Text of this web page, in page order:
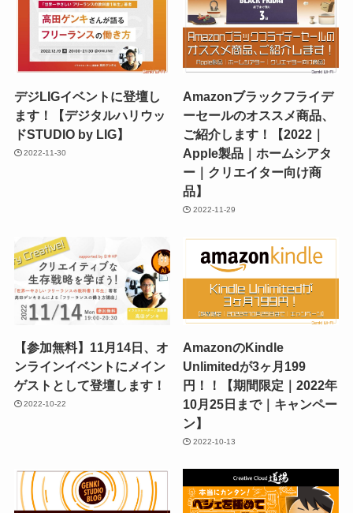
デジLIGイベントに登壇し
ます！【デジタルハリウッ
ドSTUDIO by LIG】
2022-11-30
Amazonブラックフライデ
ーセールのオススメ商品、
ご紹介します！【2022｜
Apple製品｜ホームシアタ
ー｜クリエイター向け商
品】
2022-11-29
【参加無料】11月14日、オ
ンラインイベントにメイン
ゲストとして登壇します！
2022-10-22
AmazonのKindle
Unlimitedが3ヶ月199
円！！【期間限定｜2022年
10月25日まで｜キャンペー
ン】
2022-10-13